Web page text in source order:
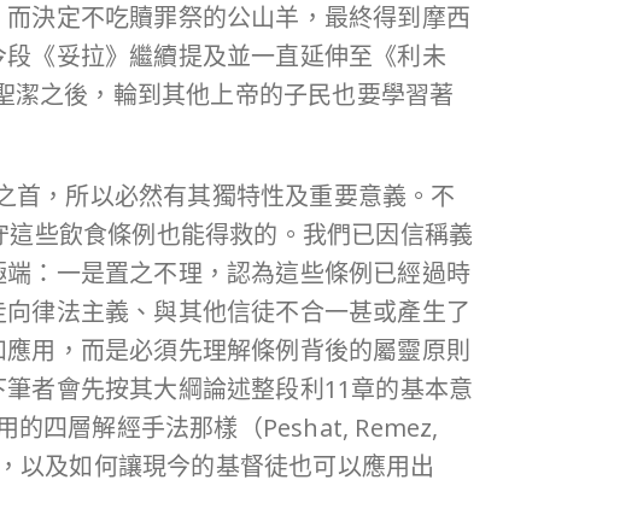
決定不吃贖罪祭的公山羊，最終得到摩西
《妥拉》繼續提及並一直延伸至《利未
潔之後，輪到其他上帝的子民也要學習著
，所以必然有其獨特性及重要意義。不
些飲食條例也能得救的。我們已因信稱義
：一是置之不理，認為這些條例已經過時
律法主義、與其他信徒不合一甚或產生了
用，而是必須先理解條例背後的屬靈原則
者會先按其大綱論述整段利11章的基本意
的四層解經手法那樣（Peshat, Remez,
以及如何讓現今的基督徒也可以應用出